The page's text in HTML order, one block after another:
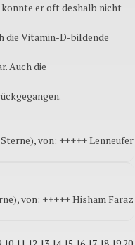
konnte er oft deshalb nicht
die Vitamin-D-bildende
Auch die
von: +++++ Lenneufer
von: +++++ Hisham Faraz